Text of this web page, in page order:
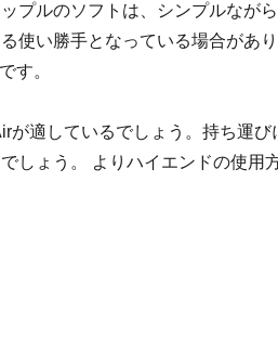
プルのソフトは、シンプルなが
使い勝手となっている場合があり
す。
が適しているでしょう。持ち運び
しょう。 よりハイエンドの使用